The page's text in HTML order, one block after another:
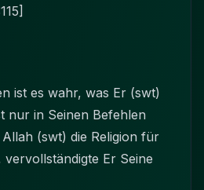
ist es wahr, was Er (swt)
nur in Seinen Befehlen
(swt) die Religion für
Er Seine